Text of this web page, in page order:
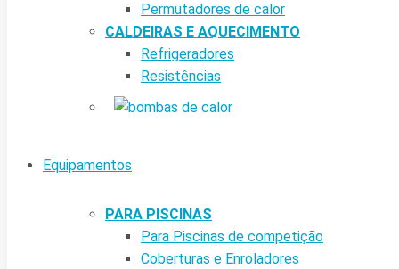
Permutadores de calor
CALDEIRAS E AQUECIMENTO
Refrigeradores
Resistências
Equipamentos
PARA PISCINAS
Para Piscinas de competição
Coberturas e Enroladores